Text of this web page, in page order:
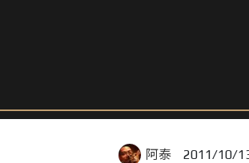
阿泰 2011/10/